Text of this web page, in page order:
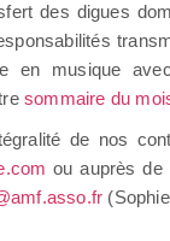
des digues
en musique
sommaire du
de nos
ou auprès de